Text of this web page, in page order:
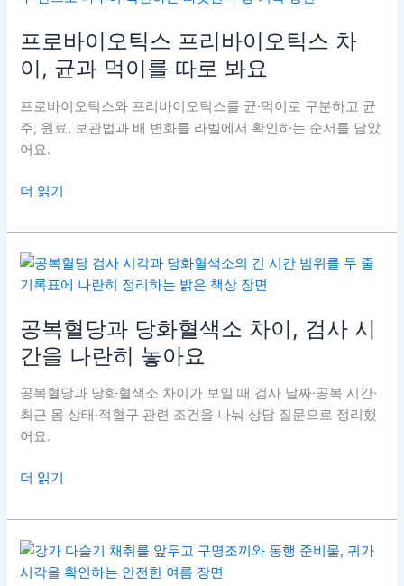
요
후
배
아
증
상
각
분
을
적
요
프로바이오틱스 프리바이오틱스 차
이, 균과 먹이를 따로 봐요
프로바이오틱스와 프리바이오틱스를 균·먹이로 구분하고 균
주, 원료, 보관법과 배 변화를 라벨에서 확인하는 순서를 담았
어요.
프
바
이
오
스
프
리
바
이
오
스
과
먹
더 읽기
공복혈당과 당화혈색소 차이, 검사 시
간을 나란히 놓아요
공복혈당과 당화혈색소 차이가 보일 때 검사 날짜·공복 시간·
최근 몸 상태·적혈구 관련 조건을 나눠 상담 질문으로 정리했
어요.
공
혈
당
과
더 읽기